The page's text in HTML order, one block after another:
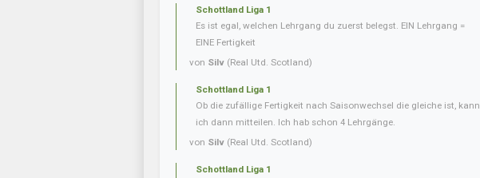
Schottland Liga 1
Es ist egal, welchen Lehrgang du zuerst belegst. EIN Lehrgang =
EINE Fertigkeit
von Silv (Real Utd. Scotland)
Schottland Liga 1
Ob die zufällige Fertigkeit nach Saisonwechsel die gleiche ist, kann
ich dann mitteilen. Ich hab schon 4 Lehrgänge.
von Silv (Real Utd. Scotland)
Schottland Liga 1